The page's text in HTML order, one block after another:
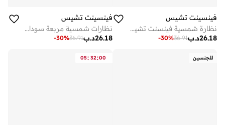
فينسينت تشيس
نظارة شمسية فينسنت تشيس مربعة بإطار كامل أسود أزرق للرجال والنساء
د.ب26.18
36.91
-30%
فينسينت تشيس
نظارات شمسية مربعة سوداء من فينسنت تشيس
د.ب26.18
36.91
-30%
للجنسين 05: 32:00